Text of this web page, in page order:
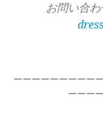
お問い合
ーーーーーーーーー
ーーー